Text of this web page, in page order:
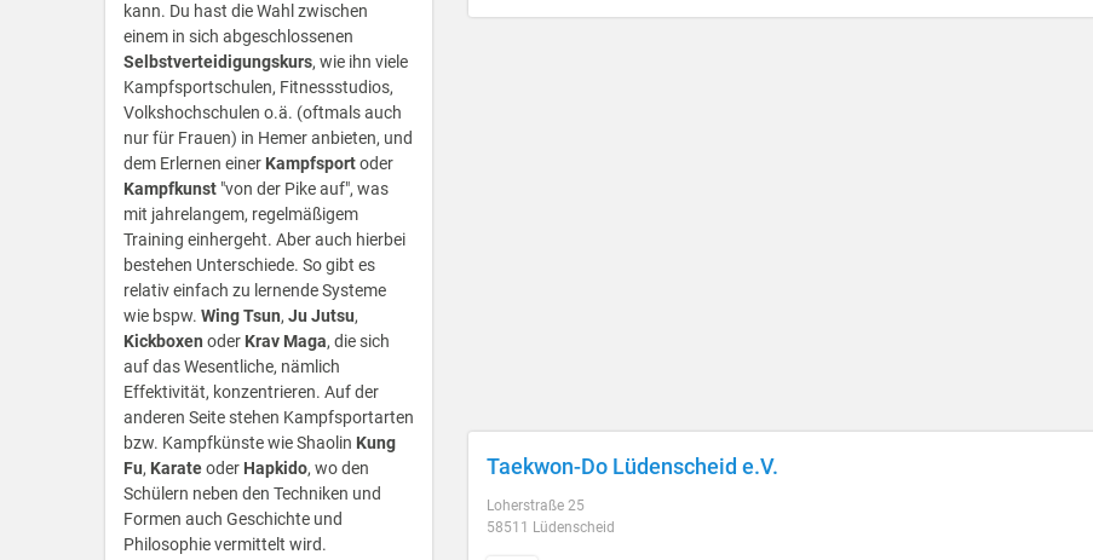
kann. Du hast die Wahl zwischen
einem in sich abgeschlossenen
Selbstverteidigungskurs, wie ihn viele
Kampfsportschulen, Fitnessstudios,
Volkshochschulen o.ä. (oftmals auch
nur für Frauen) in Hemer anbieten, und
dem Erlernen einer Kampfsportoder
Kampfkunst "von der Pike auf", was
mit jahrelangem, regelmäßigem
Training einhergeht. Aber auch hierbei
bestehen Unterschiede. So gibt es
relativ einfach zu lernende Systeme
wie bspw. Wing Tsun, Ju Jutsu,
Kickboxen oder Krav Maga, die sich
auf das Wesentliche, nämlich
Effektivität, konzentrieren. Auf der
anderen Seite stehen Kampfsportarten
bzw. Kampfkünste wie Shaolin Kung
Fu, Karateoder Hapkido, wo den
Schülern neben den Techniken und
Formen auch Geschichte und
Philosophie vermittelt wird.
Taekwon-Do Lüdenscheid e.V.
Loherstraße 25
58511 Lüdenscheid